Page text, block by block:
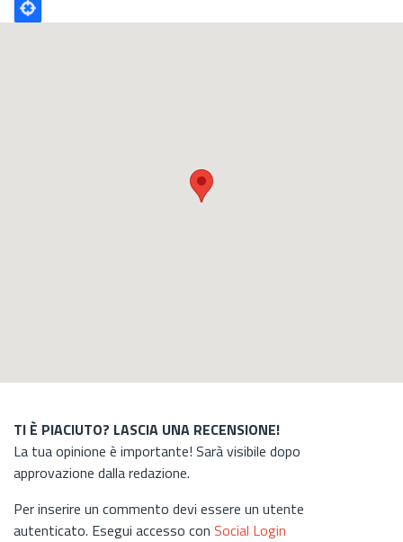
Poligono
GEO
TI È PIACIUTO? LASCIA UNA RECENSIONE!
La tua opinione è importante! Sarà visibile dopo
approvazione dalla redazione.
Per inserire un commento devi essere un utente
autenticato. Esegui accesso con Social Login